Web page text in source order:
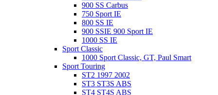
900 SS Carbus
750 Sport IE
800 SS IE
900 SSIE 900 Sport IE
1000 SS IE
Sport Classic
1000 Sport Classic, GT, Paul Smart
Sport Touring
ST2 1997 2002
ST3 ST3S ABS
ST4 ST4S ABS